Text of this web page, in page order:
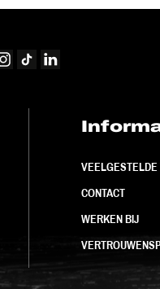
VEELGESTELDE
CONTACT
WERKEN BIJ